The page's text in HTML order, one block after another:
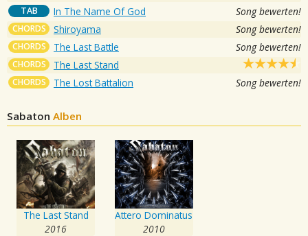
TAB In The Name Of God Song bewerten!
CHORDS Shiroyama Song bewerten!
CHORDS The Last Battle Song bewerten!
CHORDS The Last Stand
CHORDS The Lost Battalion Song bewerten!
Sabaton Alben
The Last Stand
2016
Attero Dominatus
2010